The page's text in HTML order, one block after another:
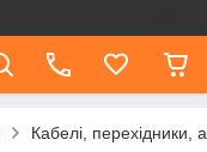
Кабелі, перехідники,